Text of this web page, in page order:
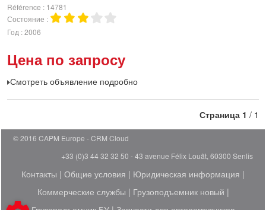
Référence
14781
Состояние
Год 2006
Цена по запросу
Смотреть объявление подробно
Страница 1 / 1
© 2016 CAPM Europe
CRM Cloud
+33 (0)3 44 32 32 50 - 43 avenue Félix Louât, 60300 Senlis
Контакты | Общие условия | Юридическая информация |
Коммерческие службы | Грузоподъемник новый |